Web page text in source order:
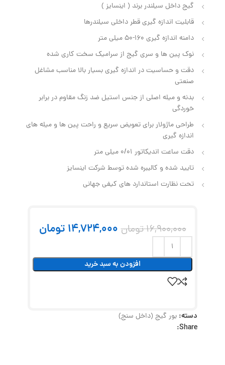
گیج داخل سیلندر برند ( اینسایز )
قابلیت اندازه‌ گیری قطر داخلی سیلندرها
دامنه اندازه گیری 160-50 میلی متر
نوک پین‌ ها و سری گیج از سرامیک سخت‌ کاری‌ شده
دقت و حساسیت در اندازه گیری بسیار بالا مناسب مشاغل
صنعتی
بدنه و میله اصلی از جنس استیل ضد زنگ مقاوم در برابر
خوردگی
طراحی ماژولار برای تعویض سریع و راحت پین‌ ها و میله‌ های
اندازه‌ گیری
دقت ساعت اندیکاتور 0/01 میلی متر
تایید شده و کالیبره شده توسط شرکت اینسایز
تحت نظارت استاندارد های کیفی جهانی
16,900,000تومان 14,724,000 تومان
افزودن به سبد خرید
دسته: بور گیج (داخل سنج)
Share: